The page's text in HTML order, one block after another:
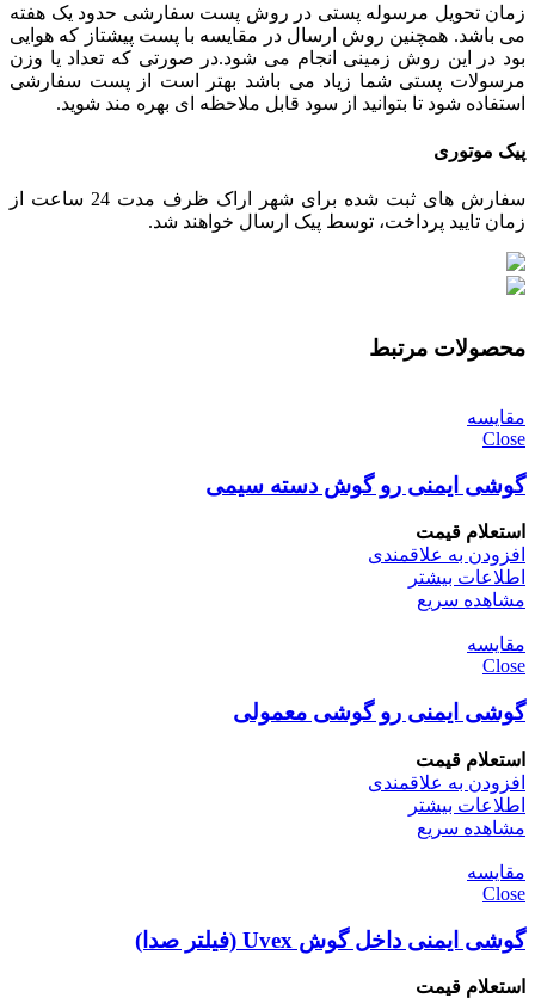
زمان تحویل مرسوله پستی در روش پست سفارشی حدود یک هفته
می باشد. همچنین روش ارسال در مقایسه با پست پیشتاز که هوایی
بود در این روش زمینی انجام می شود.در صورتی که تعداد یا وزن
مرسولات پستی شما زیاد می باشد بهتر است از پست سفارشی
استفاده شود تا بتوانید از سود قابل ملاحظه ای بهره مند شوید.
پیک موتوری
سفارش های ثبت شده برای شهر اراک ظرف مدت 24 ساعت از
زمان تایید پرداخت، توسط پیک ارسال خواهند شد.
محصولات مرتبط
مقایسه
Close
گوشی ایمنی رو گوش دسته سیمی
استعلام قیمت
افزودن به علاقمندی
اطلاعات بیشتر
مشاهده سریع
مقایسه
Close
گوشی ایمنی رو گوشی معمولی
استعلام قیمت
افزودن به علاقمندی
اطلاعات بیشتر
مشاهده سریع
مقایسه
Close
گوشی ایمنی داخل گوش Uvex (فیلتر صدا)
استعلام قیمت